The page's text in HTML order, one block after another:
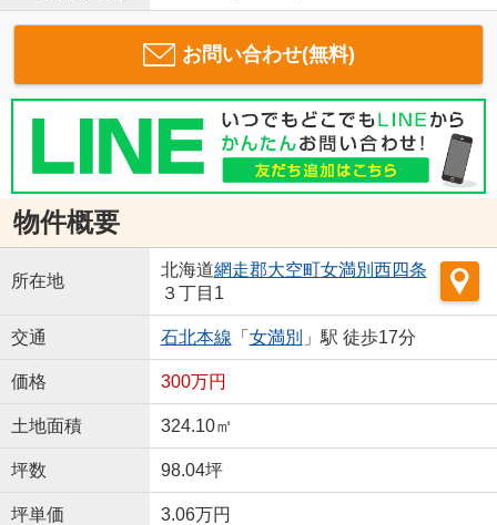
お問い合わせ(無料)
物件概要
所在地
北海道網走郡大空町女満別西四条
３丁目1
交通 石北本線 「 女満別 」駅 徒歩17分
価格 300万円
土地面積 324.10㎡
坪数 98.04坪
坪単価 3.06万円